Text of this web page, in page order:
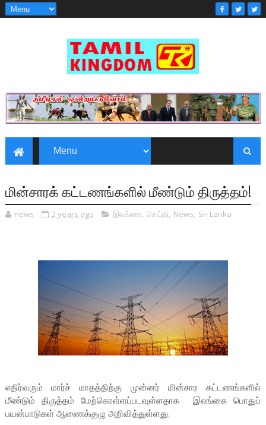
மின்சாரக் கட்டணங்களில் மீண்டும் திருத்தம்!
news 2 years ago இலங்கை, செய்தி, News, Sri Lanka
எதிர்வரும் மார்ச் மாதத்திற்கு முன்னர் மின்சார கட்டணங்களில்
மீண்டும் திருத்தம் மேற்கொள்ளப்படவுள்ளதாக இலங்கை பொதுப்
பயன்பாடுகள் ஆணைக்குழு அறிவித்துள்ளது.